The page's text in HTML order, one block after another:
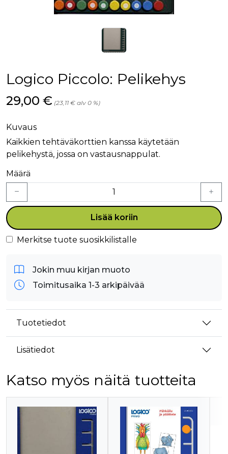
Logico Piccolo: Pelikehys
Hinta nyt
29,00 € (23,11 € alv 0 %)
Kuvaus
Kaikkien tehtäväkorttien kanssa käytetään
pelikehystä, jossa on vastausnappulat.
Määrä
Lisää koriin
Merkitse tuote suosikkilistalle
Jokin muu kirjan muoto
Toimitusaika 1-3 arkipäivää
Tuotetiedot
Lisätiedot
Katso myös näitä tuotteita
Tuoteluettelon alku